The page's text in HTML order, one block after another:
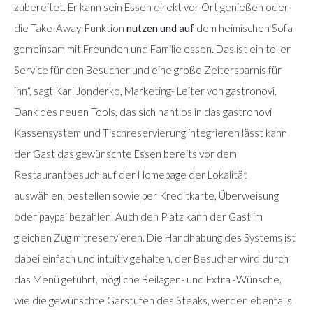
zubereitet. Er kann sein Essen direkt vor Ort genießen oder
die Take-Away-Funktion nutzen und auf dem heimischen Sofa
gemeinsam mit Freunden und Familie essen. Das ist ein toller
Service für den Besucher und eine große Zeitersparnis für
ihn“, sagt Karl Jonderko, Marketing- Leiter von gastronovi.
Dank des neuen Tools, das sich nahtlos in das gastronovi
Kassensystem und Tischreservierung integrieren lässt kann
der Gast das gewünschte Essen bereits vor dem
Restaurantbesuch auf der Homepage der Lokalität
auswählen, bestellen sowie per Kreditkarte, Überweisung
oder paypal bezahlen. Auch den Platz kann der Gast im
gleichen Zug mitreservieren. Die Handhabung des Systems ist
dabei einfach und intuitiv gehalten, der Besucher wird durch
das Menü geführt, mögliche Beilagen- und Extra -Wünsche,
wie die gewünschte Garstufen des Steaks, werden ebenfalls